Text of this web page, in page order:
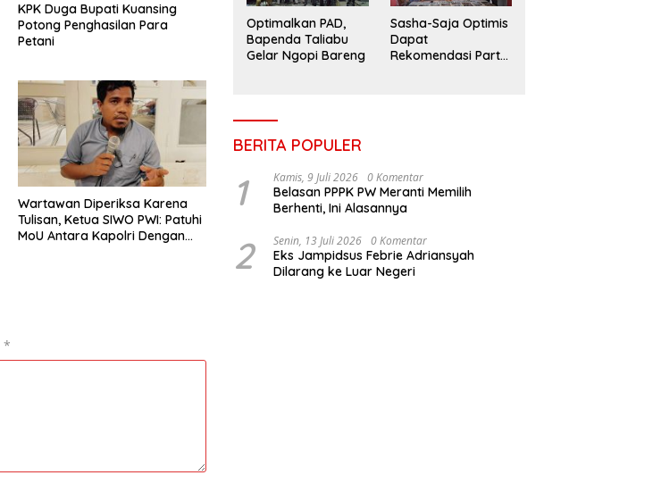
KPK Duga Bupati Kuansing
Potong Penghasilan Para
Petani
Wartawan Diperiksa Karena
Tulisan, Ketua SIWO PWI: Patuhi
MoU Antara Kapolri Dengan
*
Optimalkan PAD,
Bapenda Taliabu
Gelar Ngopi Bareng
Sasha-Saja Optimis
Dapat
Rekomendasi Partai
BERITA POPULER
1 Kamis, 9 Juli 2026 0 Komentar
Belasan PPPK PW Meranti Memilih
Berhenti, Ini Alasannya
2 Senin, 13 Juli 2026 0 Komentar
Eks Jampidsus Febrie Adriansyah
Dilarang ke Luar Negeri